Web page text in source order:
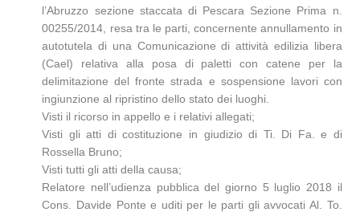
l’Abruzzo sezione staccata di Pescara Sezione Prima n.
00255/2014, resa tra le parti, concernente annullamento in
autotutela di una Comunicazione di attività edilizia libera
(Cael) relativa alla posa di paletti con catene per la
delimitazione del fronte strada e sospensione lavori con
ingiunzione al ripristino dello stato dei luoghi.
Visti il ricorso in appello e i relativi allegati;
Visti gli atti di costituzione in giudizio di Ti. Di Fa. e di
Rossella Bruno;
Visti tutti gli atti della causa;
Relatore nell’udienza pubblica del giorno 5 luglio 2018 il
Cons. Davide Ponte e uditi per le parti gli avvocati Al. To.